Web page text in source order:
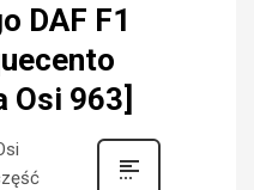
DAF F1
Osi 963]